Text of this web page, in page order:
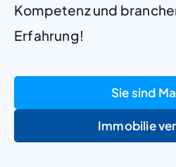
Kompetenz und
Erfahrung!
Sie sind
Immobilie